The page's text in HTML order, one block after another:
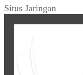
Situs Jaringan